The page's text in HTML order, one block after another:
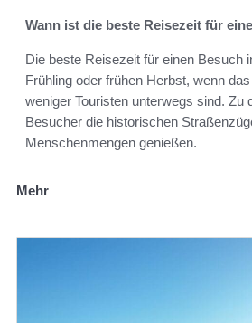
Wann ist die beste Reisezeit für
Die beste Reisezeit für einen Besuch
Frühling oder frühen Herbst, wenn
weniger Touristen unterwegs sind. Zu
Besucher die historischen
Menschenmengen genießen.
Mehr